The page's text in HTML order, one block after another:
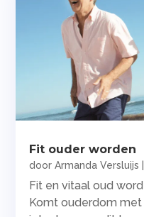
Fit ouder worden
doorArmanda Versluijs
Fit en vitaal oud
Komt ouderdom